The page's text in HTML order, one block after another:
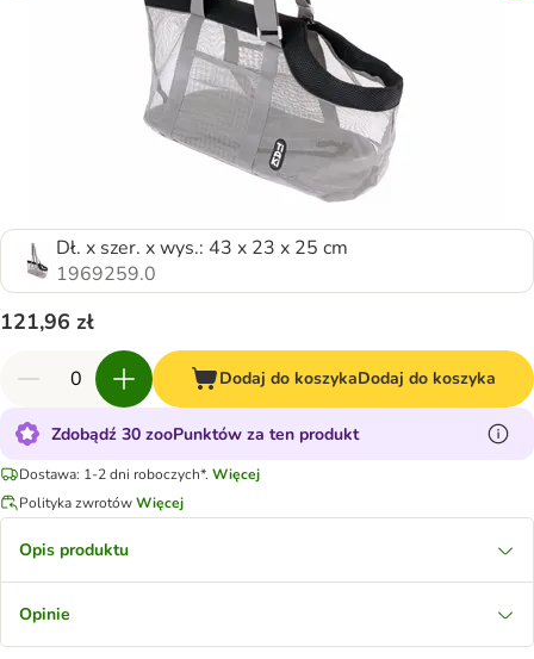
Dł. x szer. x wys.: 43 x 23 x 25 cm
1969259.0
121,96 zł
Dodaj do koszykaDodaj do koszyka
Zdobądź 30 zooPunktów za ten produkt
Dostawa: 1-2 dni roboczych*. Więcej
Polityka zwrotówWięcej
Opis produktu
Opinie